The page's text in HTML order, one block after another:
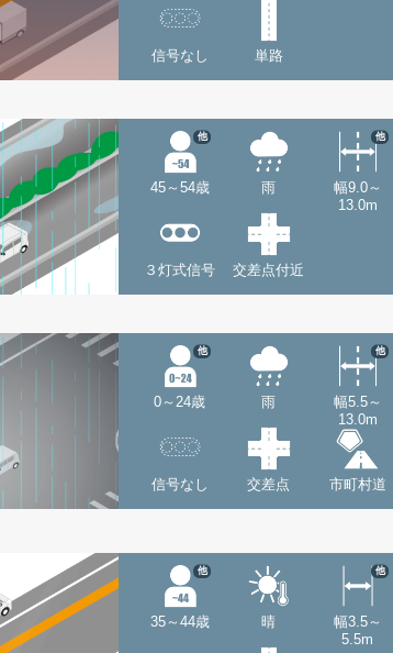
信号なし 単路
45～54歳
他
雨
幅9.0～
13.0m
他
３灯式信号 交差点付近
0～24歳
他
雨
幅5.5～
13.0m
他
信号なし 交差点 市町村道
35～44歳
他
晴
幅3.5～
5.5m
他